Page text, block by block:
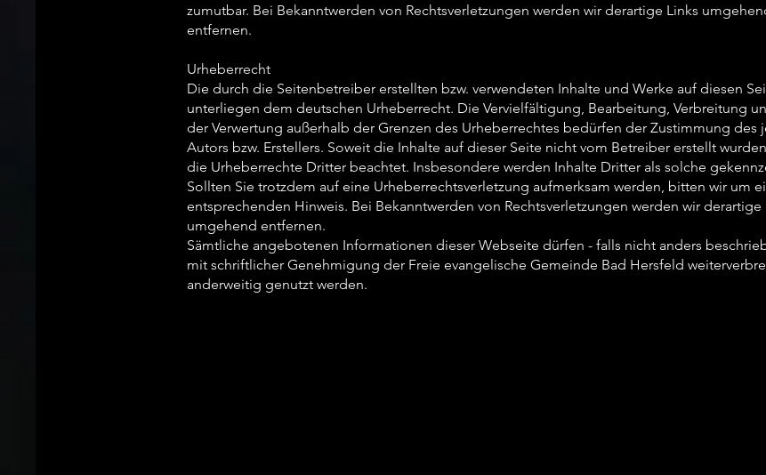
zumutbar. Bei Bekanntwerden von Rechtsverletzungen werden wir derartige Links
entfernen.
Urheberrecht
Die durch die Seitenbetreiber erstellten bzw. verwendeten Inhalte und Werke auf diesen
unterliegen dem deutschen Urheberrecht. Die Vervielfältigung, Bearbeitung, Verbreitung
der Verwertung außerhalb der Grenzen des Urheberrechtes bedürfen der Zustimmung des
Autors bzw. Erstellers. Soweit die Inhalte auf dieser Seite nicht vom Betreiber erstellt
die Urheberrechte Dritter beachtet. Insbesondere werden Inhalte Dritter als solche
Sollten Sie trotzdem auf eine Urheberrechtsverletzung aufmerksam werden, bitten wir um
entsprechenden Hinweis. Bei Bekanntwerden von Rechtsverletzungen werden wir derartige
umgehend entfernen.
Sämtliche angebotenen Informationen dieser Webseite dürfen - falls nicht anders
mit schriftlicher Genehmigung der Freie evangelische Gemeinde Bad Hersfeld
anderweitig genutzt werden.